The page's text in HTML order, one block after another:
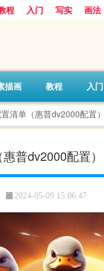
程 入门 写实 画法
描画 教程 入门
清单（惠普dv2000配置）
普dv2000配置）
2024-05-09 15:06:47